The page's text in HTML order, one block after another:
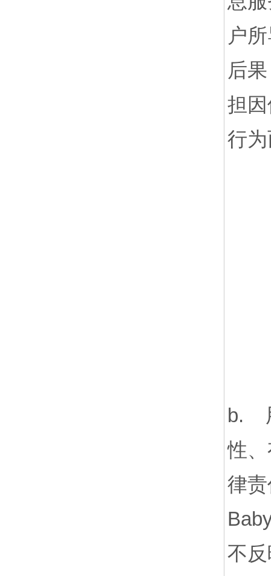
户
后
担
行
b.
性
律
不